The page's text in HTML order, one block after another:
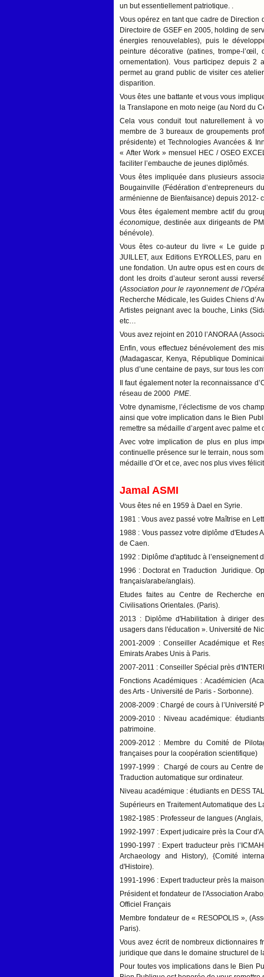
un but essentiellement patriotique. .
Vous opérez en tant que cadre de
Directoire de GSEF en 2005, holding de
énergies renouvelables), puis le
peinture décorative (patines, trompe-
ornementation). Vous participez depuis 2
permet au grand public de visiter ces
disparition.
Vous êtes une battante et vous vous
la Translapone en moto neige (au Nord du
Cela vous conduit tout naturellement à
membre de 3 bureaux de groupements
présidente) et Technologies Avancées &
« After Work » mensuel HEC / OSEO
faciliter l’embauche de jeunes diplômés.
Vous êtes impliquée dans plusieurs
Bougainville (Fédération d’entrepreneurs
arménienne de Bienfaisance) depuis 2012-
Vous êtes également membre actif du
économique, destinée aux dirigeants de
bénévole).
Vous êtes co-auteur du livre « Le guide
JUILLET, aux Editions EYROLLES, paru
une fondation. Un autre opus est en cours
dont les droits d’auteur seront aussi
(Association pour le rayonnement de
Recherche Médicale, les Guides Chiens
Artistes peignant avec la bouche, Links
etc…
Vous avez rejoint en 2010 l’ANORAA
Enfin, vous effectuez bénévolement des
(Madagascar, Kenya, République
plus d’une centaine de pays, sur tous les
Il faut également noter la reconnaissance
réseau de 2000PME.
Votre dynamisme, l’éclectisme de vos
ainsi que votre implication dans le Bien
remettre sa médaille d’argent avec palme et
Avec votre implication de plus en plus
continuelle présence sur le terrain, nous
médaille d’Or et ce, avec nos plus vives
Jamal ASMI
Vous êtes né en 1959 à Dael en Syrie.
1981 : Vous avez passé votre Maîtrise en
1988 : Vous passez votre diplôme d'Etudes
de Caen.
1992 : Diplôme d'aptitudc à l’enseignement
1996 : Doctorat en Traduction Juridique.
français/arabe/anglais).
Etudes faites au Centre de Recherche
Civilisations Orientales. (Paris).
2013 : Diplôme d'Habilitation à diriger
usagers dans l'éducation ». Université de
2001-2009 : Conseiller Académique et
Emirats Arabes Unis à Paris.
2007-2011 : Conseiller Spécial près
Fonctions Académiques : Académicien
des Arts - Université de Paris - Sorbonne).
2008-2009 : Chargé de cours à l’Université
2009-2010 : Niveau académique:
patrimoine.
2009-2012 : Membre du Comité de
françaises pour la coopération scientifique)
1997-1999 : Chargé de cours au Centre
Traduction automatique sur ordinateur.
Niveau académique : étudiants en DESS
Supérieurs en Traitement Automatique des
1982-1985 : Professeur de langues
1992-1997 : Expert judicaire près la Cour
1990-1997 : Expert traducteur près
Archaeology and History), {Comité
d'Histoire).
1991-1996 : Expert traducteur près la
Président et fondateur de l'Association
Officiel Français
Membre fondateur de « RESOPOLIS »,
Paris).
Vous avez écrit de nombreux dictionnaires
juridique que dans le domaine structurel de
Pour toutes vos implications dans le Bien